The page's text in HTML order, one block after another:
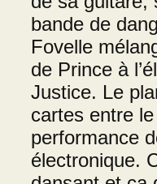
bande de
Fovelle
de Prince à
Justice. Le
cartes entre
performance
électronique.